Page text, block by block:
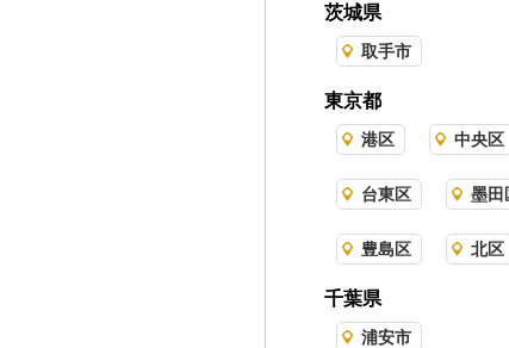
茨城県
取手市
東京都
港区 中央区
台東区 墨田
豊島区 北区
千葉県
浦安市